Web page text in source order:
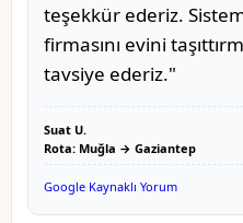
teşekkür ederiz.
firmasını evini
tavsiye ederiz."
Suat U.
Rota: Muğla → Gaziantep
Google Kaynaklı Yorum